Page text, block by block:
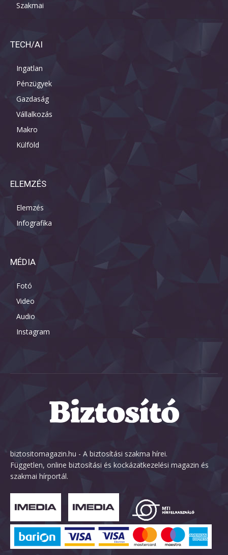
Szakmai
TECH/AI
Ingatlan
Pénzügyek
Gazdaság
Vállalkozás
Makro
Külföld
ELEMZÉS
Elemzés
Infografika
MÉDIA
Fotó
Video
Audio
Instagram
biztositomagazin.hu - A biztosítási szakma hírei.
Független, online biztosítási és kockázatkezelési magazin és
szakmai hírportál.